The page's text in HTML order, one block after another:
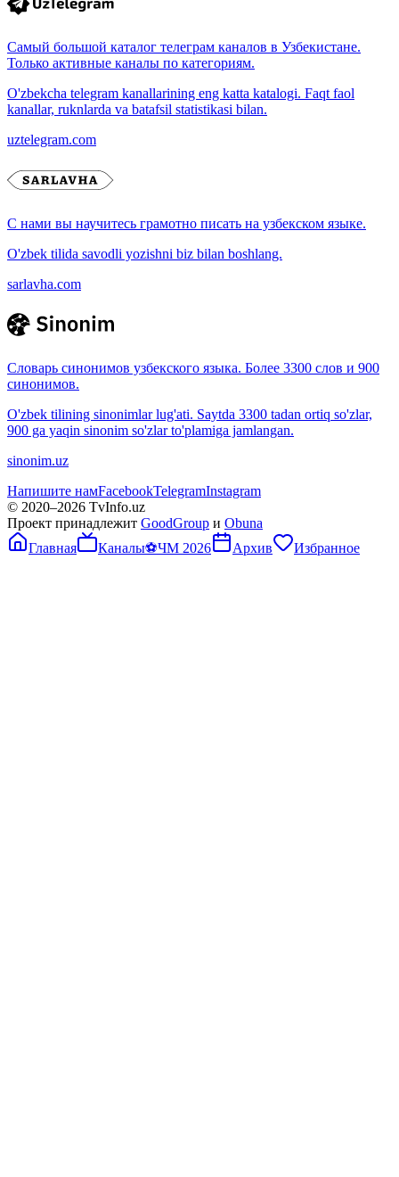
Самый большой каталог телеграм каналов в Узбекистане.
Только активные каналы по категориям.
O'zbekcha telegram kanallarining eng katta katalogi. Faqt faol
kanallar, ruknlarda va batafsil statistikasi bilan.
uztelegram.com
С нами вы научитесь грамотно писать на узбекском языке.
O'zbek tilida savodli yozishni biz bilan boshlang.
sarlavha.com
Словарь синонимов узбекского языка. Более 3300 слов и 900
синонимов.
O'zbek tilining sinonimlar lug'ati. Saytda 3300 tadan ortiq so'zlar,
900 ga yaqin sinonim so'zlar to'plamiga jamlangan.
sinonim.uz
Напишите намFacebookTelegramInstagram
© 2020–2026 TvInfo.uz
Проект принадлежит GoodGroup и Obuna
Главная
Каналы⚽ЧМ 2026 Архив Избранное